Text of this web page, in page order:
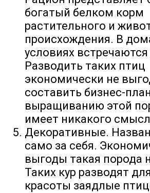
богатый белком корм
растительного и
происхождения. В
условиях
Разводить таких птиц
экономически не
составить бизнес-
выращиванию этой
имеет никакого
Декоративные.
само за себя.
выгоды такая порода
Таких кур разводят
красоты заядлые